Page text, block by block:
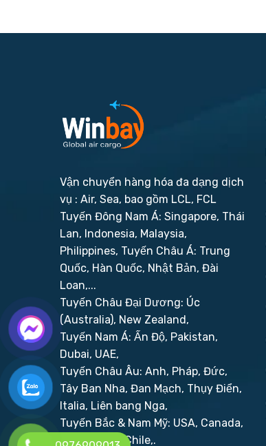
Vận chuyển hàng hóa đa dạng dịch
vụ : Air, Sea, bao gồm LCL, FCL
Tuyến Đông Nam Á: Singapore, Thái
Lan, Indonesia, Malaysia,
Philippines, Tuyến Châu Á: Trung
Quốc, Hàn Quốc, Nhật Bản, Đài
Loan,...
Tuyến Châu Đại Dương: Úc
(Australia), New Zealand,
Tuyến Nam Á: Ấn Độ, Pakistan,
Dubai, UAE,
Tuyến Châu Âu: Anh, Pháp, Đức,
Tây Ban Nha, Đan Mạch, Thụy Điển,
Italia, Liên bang Nga,
Tuyến Bắc & Nam Mỹ: USA, Canada,
Brazil, Peru, Chile,.